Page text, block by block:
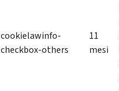
cookielawinfo-
checkbox-others
11
mesi